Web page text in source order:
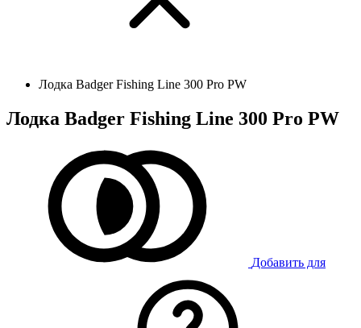
Лодка Badger Fishing Line 300 Pro PW
Лодка Badger Fishing Line 300 Pro PW
Добавить для